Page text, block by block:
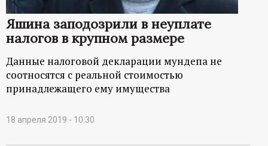
Яшина заподозрили в неуплате
налогов в крупном размере
Данные налоговой декларации мундепа не
соотносятся с реальной стоимостью
принадлежащего ему имущества
18 апреля 2019 - 10:30